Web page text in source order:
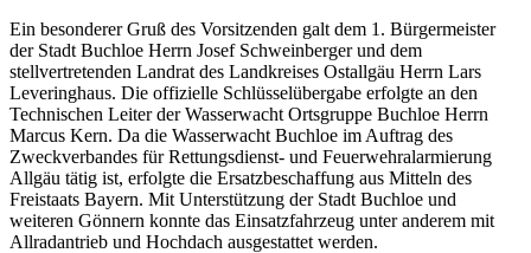
Ein besonderer Gruß des Vorsitzenden galt dem 1. Bürgermeister
der Stadt Buchloe Herrn Josef Schweinberger und dem
stellvertretenden Landrat des Landkreises Ostallgäu Herrn Lars
Leveringhaus. Die offizielle Schlüsselübergabe erfolgte an den
Technischen Leiter der Wasserwacht Ortsgruppe Buchloe Herrn
Marcus Kern. Da die Wasserwacht Buchloe im Auftrag des
Zweckverbandes für Rettungsdienst- und Feuerwehralarmierung
Allgäu tätig ist, erfolgte die Ersatzbeschaffung aus Mitteln des
Freistaats Bayern. Mit Unterstützung der Stadt Buchloe und
weiteren Gönnern konnte das Einsatzfahrzeug unter anderem mit
Allradantrieb und Hochdach ausgestattet werden.